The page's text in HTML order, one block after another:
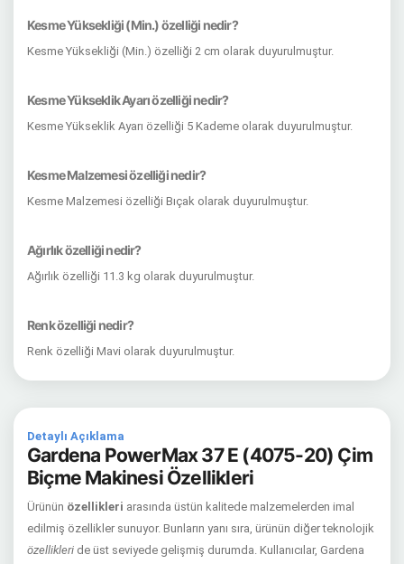
Kesme Yüksekliği (Min.) özelliği nedir?
Kesme Yüksekliği (Min.) özelliği 2 cm olarak duyurulmuştur.
Kesme Yükseklik Ayarı özelliği nedir?
Kesme Yükseklik Ayarı özelliği 5 Kademe olarak duyurulmuştur.
Kesme Malzemesi özelliği nedir?
Kesme Malzemesi özelliği Bıçak olarak duyurulmuştur.
Ağırlık özelliği nedir?
Ağırlık özelliği 11.3 kg olarak duyurulmuştur.
Renk özelliği nedir?
Renk özelliği Mavi olarak duyurulmuştur.
Detaylı Açıklama
Gardena PowerMax 37 E (4075-20) Çim
Biçme Makinesi Özellikleri
Ürünün özellikleri arasında üstün kalitede malzemelerden imal
edilmiş özellikler sunuyor. Bunların yanı sıra, ürünün diğer teknolojik
özellikleri de üst seviyede gelişmiş durumda. Kullanıcılar, Gardena